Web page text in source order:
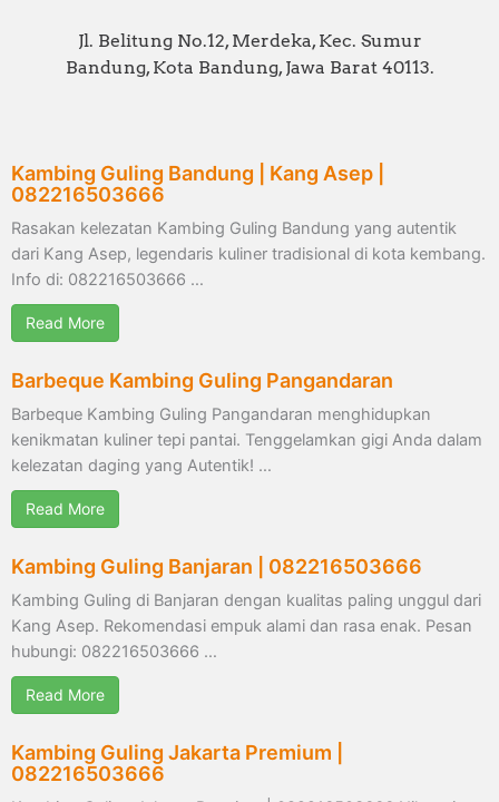
Jl. Belitung No.12, Merdeka, Kec. Sumur
Bandung, Kota Bandung, Jawa Barat 40113.
Kambing Guling Bandung | Kang Asep |
082216503666
Rasakan kelezatan Kambing Guling Bandung yang autentik
dari Kang Asep, legendaris kuliner tradisional di kota kembang.
Info di: 082216503666 …
Read More
Barbeque Kambing Guling Pangandaran
Barbeque Kambing Guling Pangandaran menghidupkan
kenikmatan kuliner tepi pantai. Tenggelamkan gigi Anda dalam
kelezatan daging yang Autentik! …
Read More
Kambing Guling Banjaran | 082216503666
Kambing Guling di Banjaran dengan kualitas paling unggul dari
Kang Asep. Rekomendasi empuk alami dan rasa enak. Pesan
hubungi: 082216503666 …
Read More
Kambing Guling Jakarta Premium |
082216503666